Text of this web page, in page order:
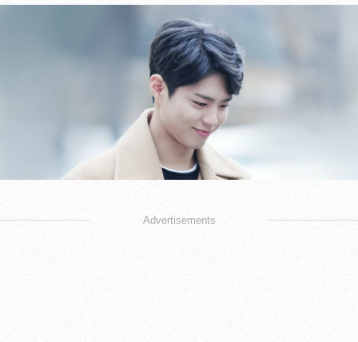
Advertisements